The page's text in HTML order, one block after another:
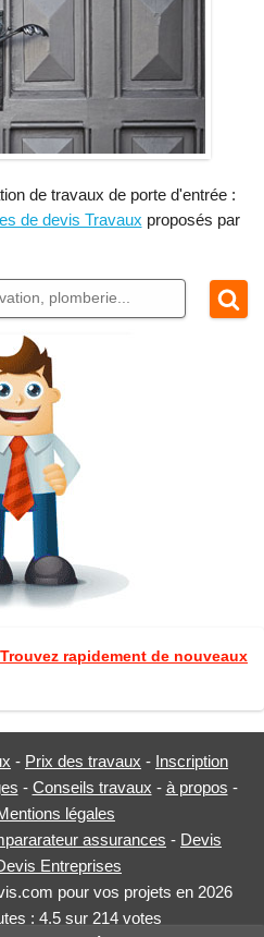
de travaux de porte d'entrée :
de devis Travaux proposés par
rapidement de nouveaux
- Prix des travaux - Inscription
- Conseils travaux - à propos -
légales
assurances - Devis
Entreprises
pour vos projets en 2026
: 4.5 sur 214 votes